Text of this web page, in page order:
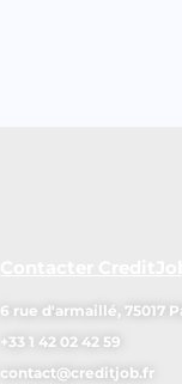
6 rue d'armaillé, 75017
+33 1 42 02 42 59
contact@creditjob.fr